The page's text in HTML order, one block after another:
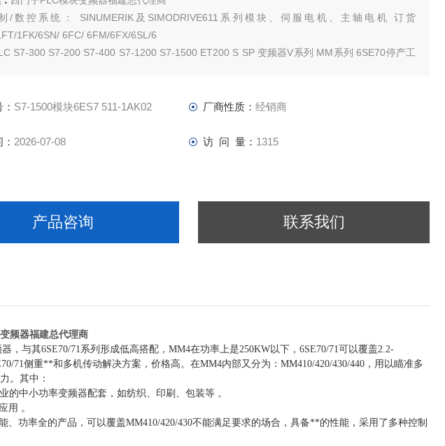
/数控系统： SINUMERIK及SIMODRIVE611系列模块、伺服电机、主轴电机 订货
1FK/6SN/ 6FC/ 6FM/6FX/6SL/6
S7-300 S7-200 S7-400 S7-1200 S7-1500 ET200 S SP 变频器V系列 MM系列 6SE70停产工
S7-1500模块6ES7 511-1AK02 厂商性质： 经销商
2026-07-08 访 问 量： 1315
产品咨询 联系我们
频器福建总代理商
，与其6SE70/71系列形成低高搭配，MM4在功率上是250KW以下，6SE70/71可以覆盖2.2-
71侧重**和多机传动解决方案，价格高。在MM4内部又分为：MM410/420/430/440，用以瞄准多
。其中：
的中小功率变频器配套，如纺织、印刷、包装等 。
用 。
、功率全的产品，可以覆盖MM410/420/430不能满足要求的场合，具备**的性能，采用了多种控制